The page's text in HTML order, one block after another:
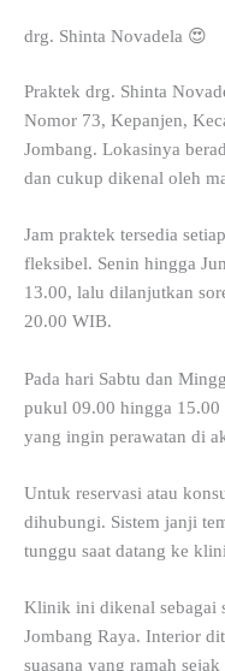
drg. Shinta Novadela 😍
Praktek drg. Shinta
Nomor 73, Kepanjen,
Jombang. Lokasinya
dan cukup dikenal oleh
Jam praktek tersedia
fleksibel. Senin hingga
13.00, lalu dilanjutkan
20.00 WIB.
Pada hari Sabtu dan
pukul 09.00 hingga
yang ingin perawatan di
Untuk reservasi atau
dihubungi. Sistem janji
tunggu saat datang ke
Klinik ini dikenal sebagai
Jombang Raya. Interior
suasana yang ramah